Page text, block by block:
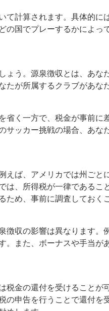
て計算されます。具体的
の国でプレーするかによっ
ょう。源泉徴収とは、あな
たが所属するクラブがあ
省く一方で、税金が事前
サッカー挑戦の場合、あな
えば、アメリカでは州ご
は、所得税が一律であるこ
め、事前に調査しておく
徴収の影響は異なります。
。また、ボーナスや手当が
税金の還付を受けること
の申告を行うことで還付を